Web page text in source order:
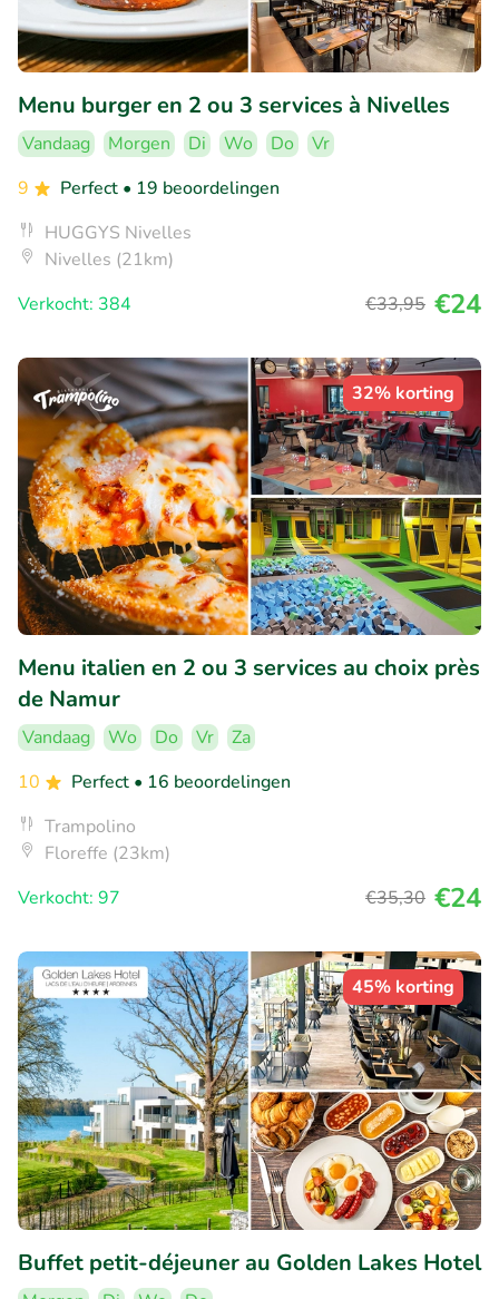
Menu burger en 2 ou 3 services à Nivelles
Vandaag Morgen Di Wo Do
Vr
9
Perfect • 19 beoordelingen
HUGGYS Nivelles
Nivelles (21km)
Verkocht: 384
€33,95 €24
32% korting
Menu italien en 2 ou 3 services au choix près
de Namur
Vandaag Wo Do Vr
Za
10
Perfect • 16 beoordelingen
Trampolino
Floreffe (23km)
Verkocht: 97
€35,30 €24
45% korting
Buffet petit-déjeuner au Golden Lakes Hotel